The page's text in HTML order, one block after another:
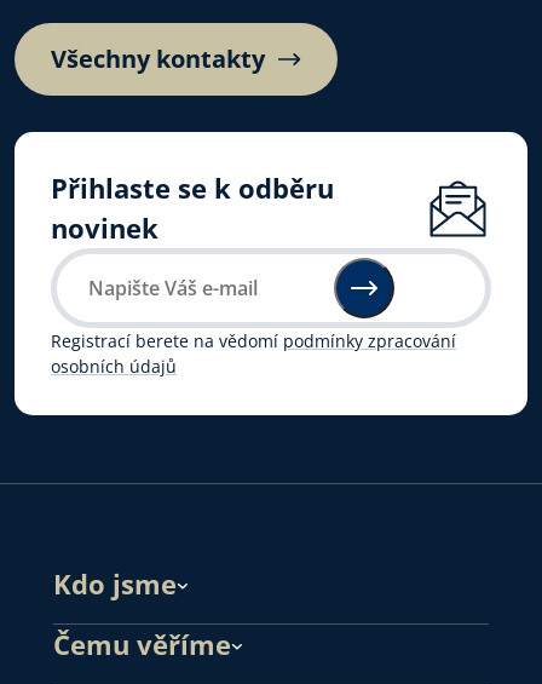
Všechny kontakty
Přihlaste se k odběru
novinek
Registrací berete na vědomí podmínky zpracování
osobních údajů
Kdo jsme
Čemu věříme